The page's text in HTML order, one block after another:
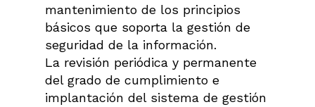
mantenimiento de los principios
básicos que soporta la gestión de
seguridad de la información.
La revisión periódica y permanente
del grado de cumplimiento e
implantación del sistema de gestión